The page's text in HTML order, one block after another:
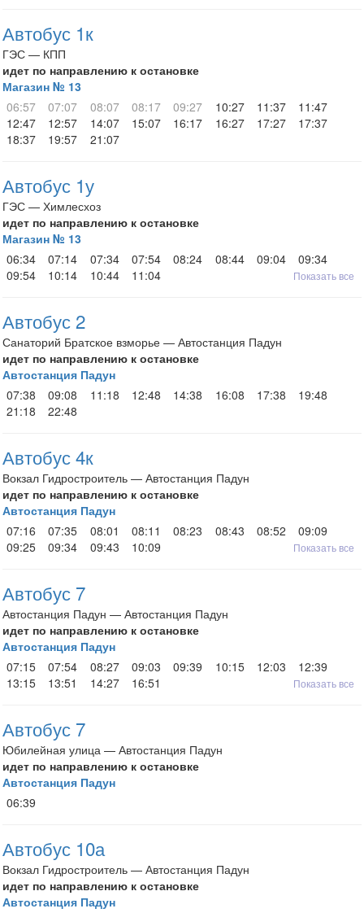
Автобус 1к
ГЭС — КПП
идет по направлению к остановке
Магазин № 13
06:57
07:07 08:07 08:17 09:27 10:27 11:37
11:47
12:47
12:57 14:07 15:07 16:17 16:27 17:27
17:37
18:37
19:57 21:07
Автобус 1у
ГЭС — Химлесхоз
идет по направлению к остановке
Магазин № 13
06:34
07:14 07:34 07:54 08:24 08:44 09:04
09:34
09:54
10:14 10:44 11:04 Показать все
Автобус 2
Санаторий Братское взморье — Автостанция Падун
идет по направлению к остановке
Автостанция Падун
07:38
09:08 11:18 12:48 14:38 16:08 17:38
19:48
21:18
22:48
Автобус 4к
Вокзал Гидростроитель — Автостанция Падун
идет по направлению к остановке
Автостанция Падун
07:16
07:35 08:01 08:11 08:23 08:43 08:52
09:09
09:25
09:34 09:43 10:09 Показать все
Автобус 7
Автостанция Падун — Автостанция Падун
идет по направлению к остановке
Автостанция Падун
07:15
07:54 08:27 09:03 09:39 10:15 12:03
12:39
13:15
13:51 14:27 16:51 Показать все
Автобус 7
Юбилейная улица — Автостанция Падун
идет по направлению к остановке
Автостанция Падун
06:39
Автобус 10а
Вокзал Гидростроитель — Автостанция Падун
идет по направлению к остановке
Автостанция Падун